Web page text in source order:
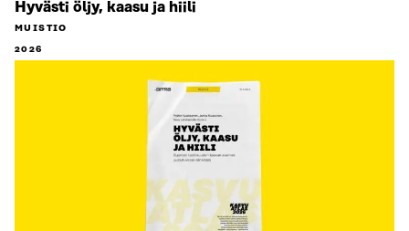
Hyvästi öljy, kaasu ja hiili
MUISTIO
2026